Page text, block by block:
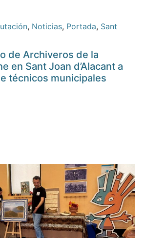
, Noticias, Portada, Sant
de Archiveros de la
en Sant Joan d’Alacant a
técnicos municipales